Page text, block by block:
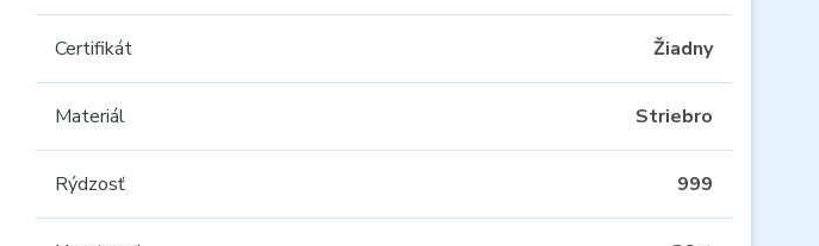
Certifikát Žiadny
Materiál Striebro
Rýdzosť 999